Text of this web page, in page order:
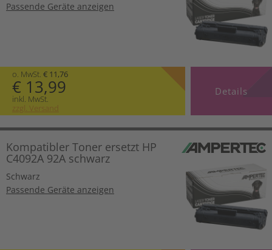
Passende Geräte anzeigen
o. MwSt. € 11,76
€ 13,99
inkl. MwSt.
zzgl. Versand
Details
Kompatibler Toner ersetzt HP
C4092A 92A schwarz
Schwarz
Passende Geräte anzeigen